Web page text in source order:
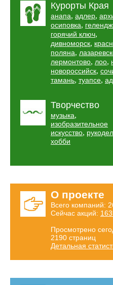
Курорты Края
анапа, адлер,
осиповка,
горячий ключ,
дивноморск,
поляна,
лермонтово, лоо,
новороссийск,
тамань, туапсе,
Творчество
музыка,
изобразительное
искусство,
хобби
О проекте
Всего компаний:
Сейчас акций:
Просмотрено
2190 страниц
Детальная